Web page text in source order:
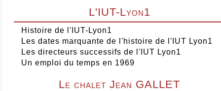
L'IUT-Lyon1
Histoire de l'IUT-Lyon1
Les dates marquante de l'histoire de l'IUT Lyon1
Les directeurs successifs de l'IUT Lyon1
Un emploi du temps en 1969
Le chalet Jean GALLET